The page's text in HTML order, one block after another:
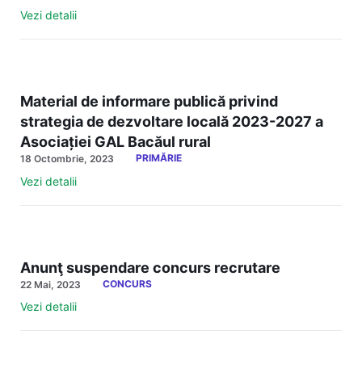
Vezi detalii
Material de informare publică privind
strategia de dezvoltare locală 2023-2027 a
Asociației GAL Bacăul rural
18 Octombrie, 2023 PRIMĂRIE
Vezi detalii
Anunţ suspendare concurs recrutare
22 Mai, 2023 CONCURS
Vezi detalii